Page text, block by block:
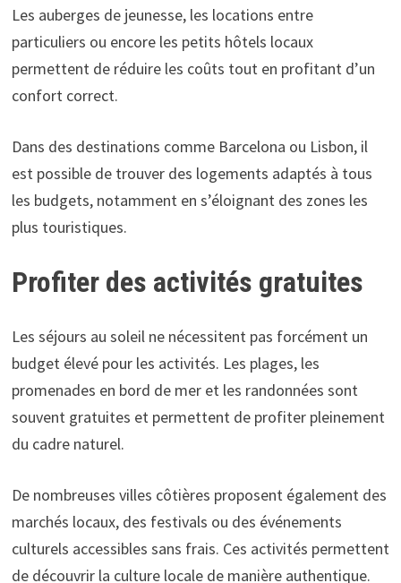
Les auberges de jeunesse, les locations entre
particuliers ou encore les petits hôtels locaux
permettent de réduire les coûts tout en profitant d’un
confort correct.
Dans des destinations comme Barcelona ou Lisbon, il
est possible de trouver des logements adaptés à tous
les budgets, notamment en s’éloignant des zones les
plus touristiques.
Profiter des activités gratuites
Les séjours au soleil ne nécessitent pas forcément un
budget élevé pour les activités. Les plages, les
promenades en bord de mer et les randonnées sont
souvent gratuites et permettent de profiter pleinement
du cadre naturel.
De nombreuses villes côtières proposent également des
marchés locaux, des festivals ou des événements
culturels accessibles sans frais. Ces activités permettent
de découvrir la culture locale de manière authentique.